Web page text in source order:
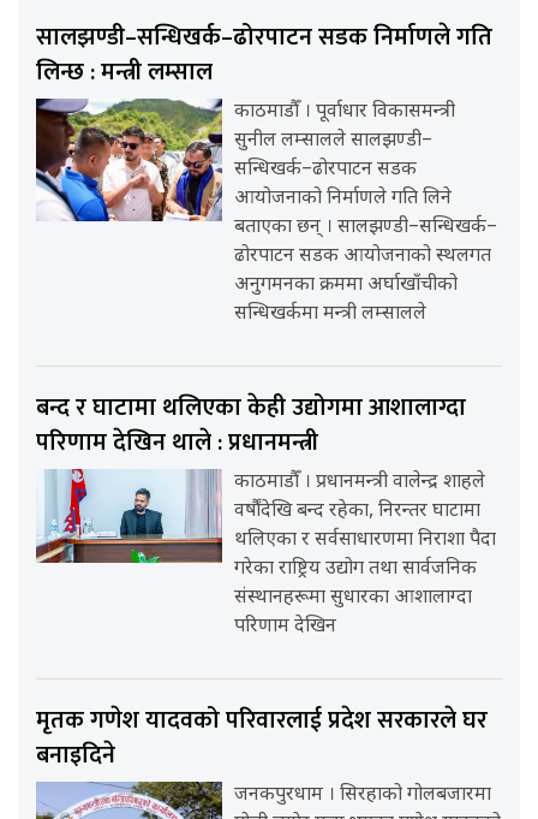
सालझण्डी–सन्धिखर्क–ढोरपाटन सडक निर्माणले गति
लिन्छ : मन्त्री लम्साल
काठमाडौँ । पूर्वाधार विकासमन्त्री
सुनील लम्सालले सालझण्डी–
सन्धिखर्क–ढोरपाटन सडक
आयोजनाको निर्माणले गति लिने
बताएका छन् । सालझण्डी–सन्धिखर्क–
ढोरपाटन सडक आयोजनाको स्थलगत
अनुगमनका क्रममा अर्घाखाँचीको
सन्धिखर्कमा मन्त्री लम्सालले
बन्द र घाटामा थलिएका केही उद्योगमा आशालाग्दा
परिणाम देखिन थाले : प्रधानमन्त्री
काठमाडौँ । प्रधानमन्त्री वालेन्द्र शाहले
वर्षौंदेखि बन्द रहेका, निरन्तर घाटामा
थलिएका र सर्वसाधारणमा निराशा पैदा
गरेका राष्ट्रिय उद्योग तथा सार्वजनिक
संस्थानहरूमा सुधारका आशालाग्दा
परिणाम देखिन
मृतक गणेश यादवको परिवारलाई प्रदेश सरकारले घर
बनाइदिने
जनकपुरधाम । सिरहाको गोलबजारमा